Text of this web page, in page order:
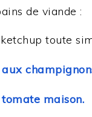
de viande :
toute
maison.